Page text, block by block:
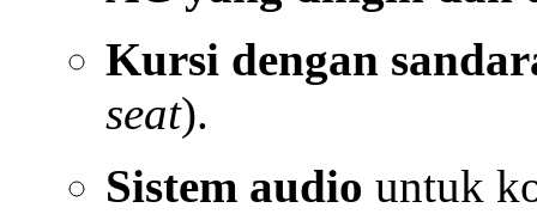
Kursi dengan
seat).
Sistem audio untuk